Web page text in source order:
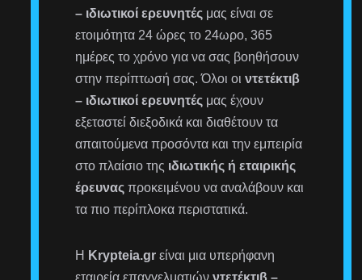
– ιδιωτικοί ερευνητές μας είναι σε
ετοιμότητα 24 ώρες το 24ωρο, 365
ημέρες το χρόνο για να σας βοηθήσουν
στην περίπτωσή σας. Όλοι οιντετέκτιβ
– ιδιωτικοί ερευνητές μας έχουν
εξεταστεί διεξοδικά και διαθέτουν τα
απαιτούμενα προσόντα και την εμπειρία
στο πλαίσιο της ιδιωτικής ή εταιρικής
έρευνας προκειμένου να αναλάβουν και
τα πιο περίπλοκα περιστατικά.
Η Krypteia.gr είναι μια υπερήφανη
εταιρεία επαγγελματιώνντετέκτιβ –